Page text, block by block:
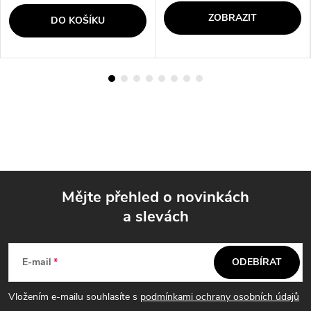
DO KOŠÍKU ZOBRAZIT
p
Mějte přehled o novinkách
a slevách
E-mail
Vložením e-mailu souhlasíte s podmínkami ochrany osobních údajů
ODEBÍRAT